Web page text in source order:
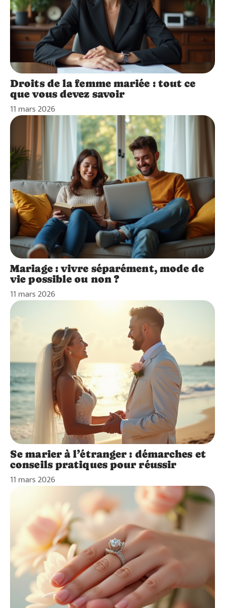
Droits de la femme mariée : tout ce
que vous devez savoir
11 mars 2026
Mariage : vivre séparément, mode de
vie possible ou non ?
11 mars 2026
Se marier à l’étranger : démarches et
conseils pratiques pour réussir
11 mars 2026